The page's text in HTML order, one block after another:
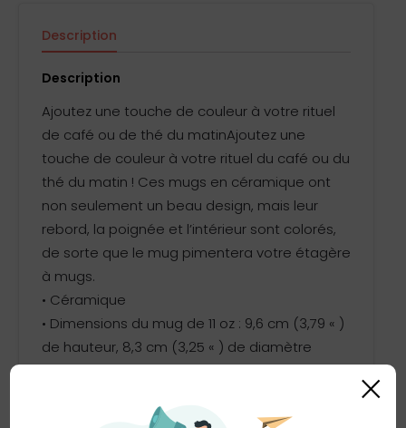
Description
Description
Ajoutez une touche de couleur à votre rituel
de café ou de thé du matinAjoutez une
touche de couleur à votre rituel du café ou du
thé du matin ! Ces mugs en céramique ont
non seulement un beau design, mais leur
rebord, la poignée et l’intérieur sont colorés,
de sorte que le mug pimentera votre étagère
à mugs.
• Céramique
• Dimensions du mug de 11 oz : 9,6 cm (3,79 « )
de hauteur, 8,3 cm (3,25 « ) de diamètre
• Matériau sans plomb et sans BPA
• Passe au lave-vaisselle et au micro-ondes
×